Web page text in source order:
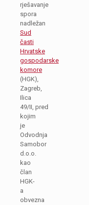
rješavanje
spora
nadležan
Sud
časti
Hrvatske
gospodarske
komore
(HGK),
Zagreb,
Ilica
49/II, pred
kojim
je
Odvodnja
Samobor
d.o.o.
kao
član
HGK-
a
obvezna